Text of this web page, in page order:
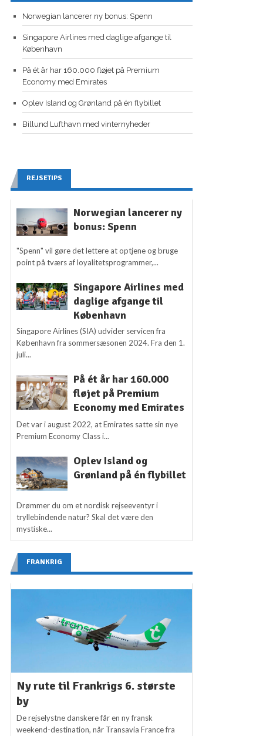
Norwegian lancerer ny bonus: Spenn
Singapore Airlines med daglige afgange til
København
På ét år har 160.000 fløjet på Premium
Economy med Emirates
Oplev Island og Grønland på én flybillet
Billund Lufthavn med vinternyheder
REJSETIPS
Norwegian lancerer ny
bonus: Spenn
"Spenn" vil gøre det lettere at optjene og bruge
point på tværs af loyalitetsprogrammer,...
Singapore Airlines med
daglige afgange til
København
Singapore Airlines (SIA) udvider servicen fra
København fra sommersæsonen 2024. Fra den 1.
juli...
På ét år har 160.000
fløjet på Premium
Economy med Emirates
Det var i august 2022, at Emirates satte sin nye
Premium Economy Class i...
Oplev Island og
Grønland på én flybillet
Drømmer du om et nordisk rejseeventyr i
tryllebindende natur? Skal det være den
mystiske...
FRANKRIG
Ny rute til Frankrigs 6. største
by
De rejselystne danskere får en ny fransk
weekend-destination, når Transavia France fra